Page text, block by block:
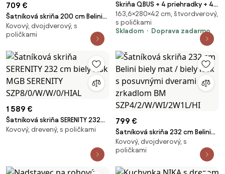
709 €
Šatníková skriňa 200 cm Belini
čierny mat / biely lesk s
posuvnými dverami a zrkadlom
Kovový, dvojdverový, s
poličkami
Skriňa QBUS + 4 priehradky + 4
zásuvky, na nožičkách,
1636x2800x420 mm, biela
163,6×280×42 cm, štvordverový,
s poličkami
Skladom
Doprava zadarmo
1 589 €
Šatníková skriňa SERENITY 232
cm biely lesk MGB SERENITY
Kovový, drevený, s poličkami
799 €
Šatníková skriňa 232 cm Belini
biely mat / biely lesk s
posuvnými dverami a zrkadlom
Kovový, dvojdverový, s
poličkami